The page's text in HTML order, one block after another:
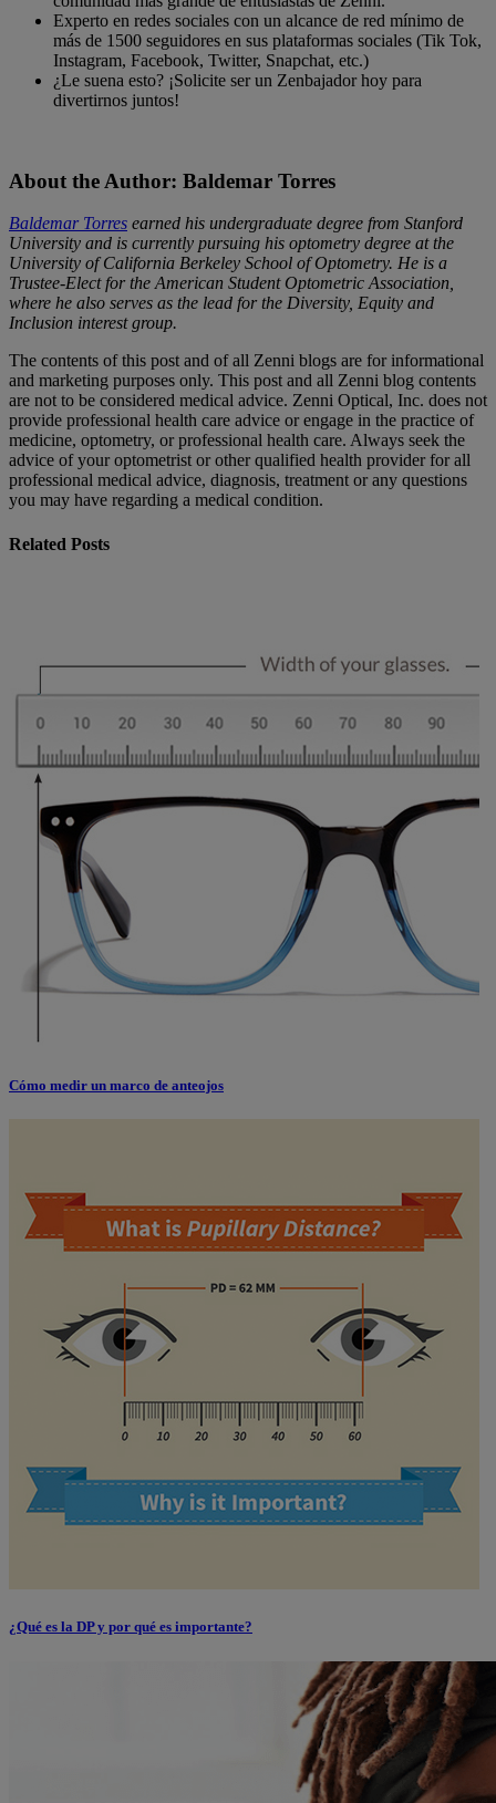
Experto en redes sociales con un alcance de red mínimo de
más de 1500 seguidores en sus plataformas sociales (Tik Tok,
Instagram, Facebook, Twitter, Snapchat, etc.)
¿Le suena esto? ¡Solicite ser un Zenbajador hoy para
divertirnos juntos!
About the Author: Baldemar Torres
Baldemar Torres earned his undergraduate degree from Stanford
University and is currently pursuing his optometry degree at the
University of California Berkeley School of Optometry. He is a
Trustee-Elect for the American Student Optometric Association,
where he also serves as the lead for the Diversity, Equity and
Inclusion interest group.
The contents of this post and of all Zenni blogs are for informational
and marketing purposes only. This post and all Zenni blog contents
are not to be considered medical advice. Zenni Optical, Inc. does not
provide professional health care advice or engage in the practice of
medicine, optometry, or professional health care. Always seek the
advice of your optometrist or other qualified health provider for all
professional medical advice, diagnosis, treatment or any questions
you may have regarding a medical condition.
Related Posts
Cómo medir un marco de anteojos
¿Qué es la DP y por qué es importante?